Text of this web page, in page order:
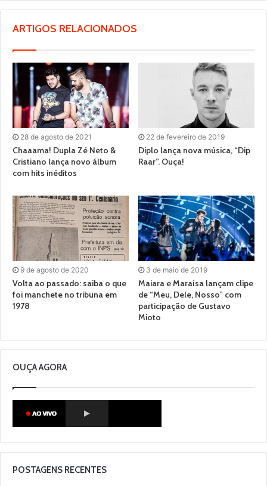
ARTIGOS RELACIONADOS
28 de agosto de 2021
Chaaama! Dupla Zé Neto &
Cristiano lança novo álbum
com hits inéditos
22 de fevereiro de 2019
Diplo lança nova música, “Dip
Raar”. Ouça!
9 de agosto de 2020
Volta ao passado: saiba o que
foi manchete no tribuna em
1978
3 de maio de 2019
Maiara e Maraísa lançam clipe
de “Meu, Dele, Nosso” com
participação de Gustavo
Mioto
OUÇA AGORA
POSTAGENS RECENTES